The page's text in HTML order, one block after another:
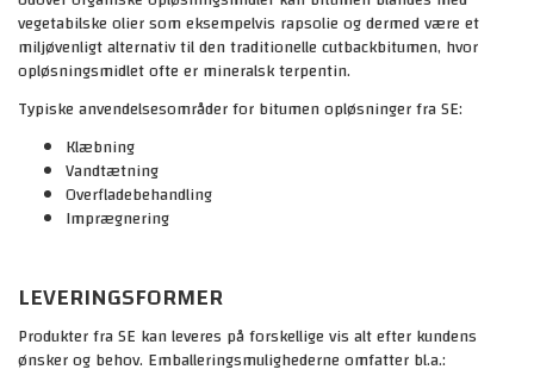
vegetabilske olier som eksempelvis rapsolie og dermed være et
miljøvenligt alternativ til den traditionelle cutbackbitumen, hvor
opløsningsmidlet ofte er mineralsk terpentin.
Typiske anvendelsesområder for bitumen opløsninger fra SE:
Klæbning
Vandtætning
Overfladebehandling
Imprægnering
LEVERINGSFORMER
Produkter fra SE kan leveres på forskellige vis alt efter kundens
ønsker og behov. Emballeringsmulighederne omfatter bl.a.:
FÅ ET TILBUD PÅ ASFALTARBEJDE